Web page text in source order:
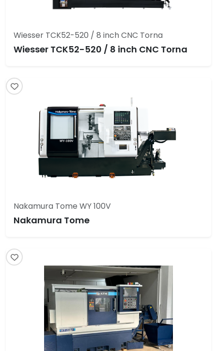
Wiesser TCK52-520 / 8 inch CNC Torna
Wiesser TCK52-520 / 8 inch CNC Torna
Nakamura Tome WY 100V
Nakamura Tome